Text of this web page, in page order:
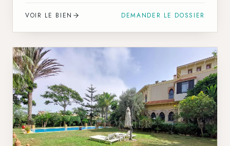
VOIR LE BIEN DEMANDER LE DOSSIER